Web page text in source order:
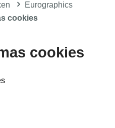
Eurographics
cookies
cookies